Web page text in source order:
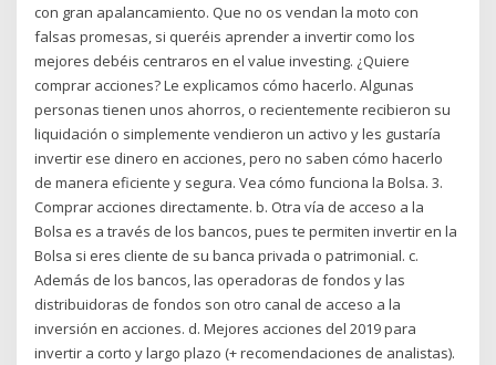
con gran apalancamiento. Que no os vendan la moto con
falsas promesas, si queréis aprender a invertir como los
mejores debéis centraros en el value investing. ¿Quiere
comprar acciones? Le explicamos cómo hacerlo. Algunas
personas tienen unos ahorros, o recientemente recibieron su
liquidación o simplemente vendieron un activo y les gustaría
invertir ese dinero en acciones, pero no saben cómo hacerlo
de manera eficiente y segura. Vea cómo funciona la Bolsa. 3.
Comprar acciones directamente. b. Otra vía de acceso a la
Bolsa es a través de los bancos, pues te permiten invertir en la
Bolsa si eres cliente de su banca privada o patrimonial. c.
Además de los bancos, las operadoras de fondos y las
distribuidoras de fondos son otro canal de acceso a la
inversión en acciones. d. Mejores acciones del 2019 para
invertir a corto y largo plazo (+ recomendaciones de analistas).